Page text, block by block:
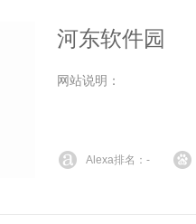
河东软件园
网站说明：
Alexa排名：-